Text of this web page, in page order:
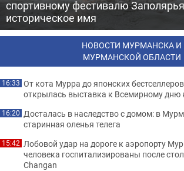
спортивному фестивалю
историческое имя
НОВОСТИ МУРМАНСКА И
МУРМАНСКОЙ ОБЛАСТИ
16:33 От кота Мурра до японских
открылась выставка к Всемирному дню
16:20 Досталась в наследство с домом: в
старинная оленья телега
15:42 Лобовой удар на дороге к аэропорту
человека госпитализированы после
Changan